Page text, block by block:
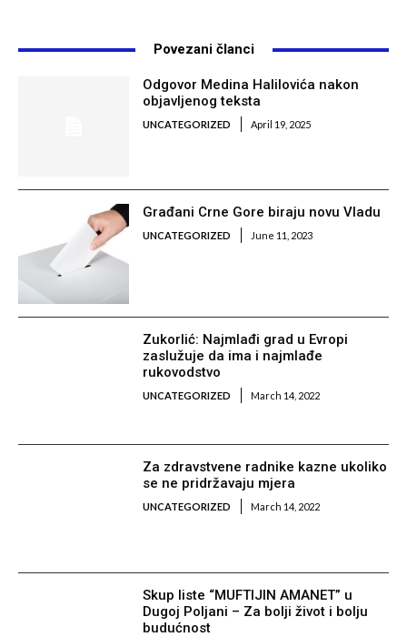
Povezani članci
Odgovor Medina Halilovića nakon
objavljenog teksta
UNCATEGORIZED April 19, 2025
Građani Crne Gore biraju novu Vladu
UNCATEGORIZED June 11, 2023
Zukorlić: Najmlađi grad u Evropi
zaslužuje da ima i najmlađe
rukovodstvo
UNCATEGORIZED March 14, 2022
Za zdravstvene radnike kazne ukoliko
se ne pridržavaju mjera
UNCATEGORIZED March 14, 2022
Skup liste “MUFTIJIN AMANET” u
Dugoj Poljani – Za bolji život i bolju
budućnost